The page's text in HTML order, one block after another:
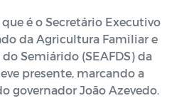
que é o Secretário Executivo
da Agricultura Familiar e
Semiárido (SEAFDS) da
presente, marcando a
governador João Azevedo.